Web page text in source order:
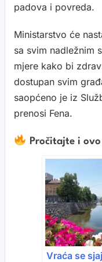
padova i povreda.
Ministarstvo će
sa svim nadležnim
mjere kako bi
dostupan svim
saopćeno je iz
prenosi Fena.
Pročitajte i ovo
Vraća se sjaj